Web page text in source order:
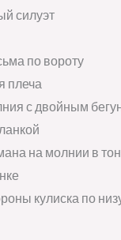
силуэт
по вороту
плеча
с двойным
на молнии в
кулиска по